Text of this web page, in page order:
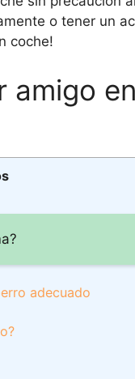
o tener un
coche!
amigo
adecuado